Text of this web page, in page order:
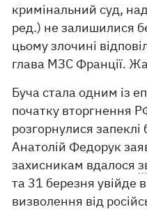
кримінальний суд,
ред.) не залишилися
цьому злочині
глава МЗС Франції.
Буча стала одним із
початку вторгнення
розгорнулися запеклі
Анатолій Федорук
захисникам вдалося
та 31 березня увійде
визволення від